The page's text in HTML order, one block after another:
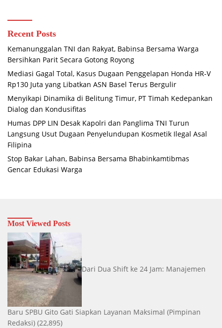
Recent Posts
Kemanunggalan TNI dan Rakyat, Babinsa Bersama Warga
Bersihkan Parit Secara Gotong Royong
Mediasi Gagal Total, Kasus Dugaan Penggelapan Honda HR-V
Rp130 Juta yang Libatkan ASN Basel Terus Bergulir
Menyikapi Dinamika di Belitung Timur, PT Timah Kedepankan
Dialog dan Kondusifitas
Humas DPP LIN Desak Kapolri dan Panglima TNI Turun
Langsung Usut Dugaan Penyelundupan Kosmetik Ilegal Asal
Filipina
Stop Bakar Lahan, Babinsa Bersama Bhabinkamtibmas
Gencar Edukasi Warga
Most Viewed Posts
Dari Dua Shift ke 24 Jam: Manajemen
Baru SPBU Gito Gati Siapkan Layanan Maksimal (Pimpinan
Redaksi) (22,895)